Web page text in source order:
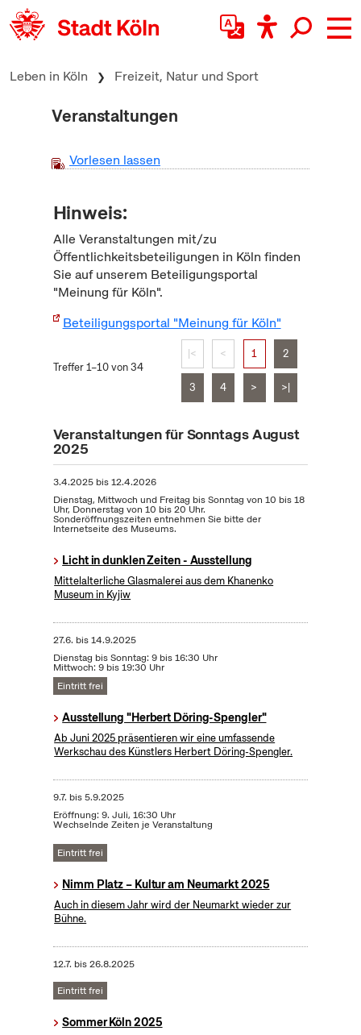
zum Inhalt springen
Leben in Köln Freizeit, Natur und Sport
Veranstaltungen
Vorlesen lassen
Hinweis:
Alle Veranstaltungen mit/zu
Öffentlichkeitsbeteiligungen in Köln finden
Sie auf unserem Beteiligungsportal
"Meinung für Köln".
Beteiligungsportal "Meinung für Köln"
Treffer 1–10 von 34
|< < 1 2
3 4 > >|
Veranstaltungen für Sonntags August
2025
3.4.2025bis12.4.2026
Dienstag, Mittwoch und Freitag bis Sonntag von 10 bis 18
Uhr, Donnerstag von 10 bis 20 Uhr.
Sonderöffnungszeiten entnehmen Sie bitte der
Internetseite des Museums.
Licht in dunklen Zeiten - Ausstellung
Mittelalterliche Glasmalerei aus dem Khanenko
Museum in Kyjiw
27.6. bis14.9.2025
Dienstag bis Sonntag: 9 bis 16:30 Uhr
Mittwoch: 9 bis 19:30 Uhr
Eintritt frei
Ausstellung "Herbert Döring-Spengler"
Ab Juni 2025 präsentieren wir eine umfassende
Werkschau des Künstlers Herbert Döring-Spengler.
9.7. bis5.9.2025
Eröffnung: 9. Juli, 16:30 Uhr
Wechselnde Zeiten je Veranstaltung
Eintritt frei
Nimm Platz – Kultur am Neumarkt 2025
Auch in diesem Jahr wird der Neumarkt wieder zur
Bühne.
12.7. bis26.8.2025
Eintritt frei
Sommer Köln 2025